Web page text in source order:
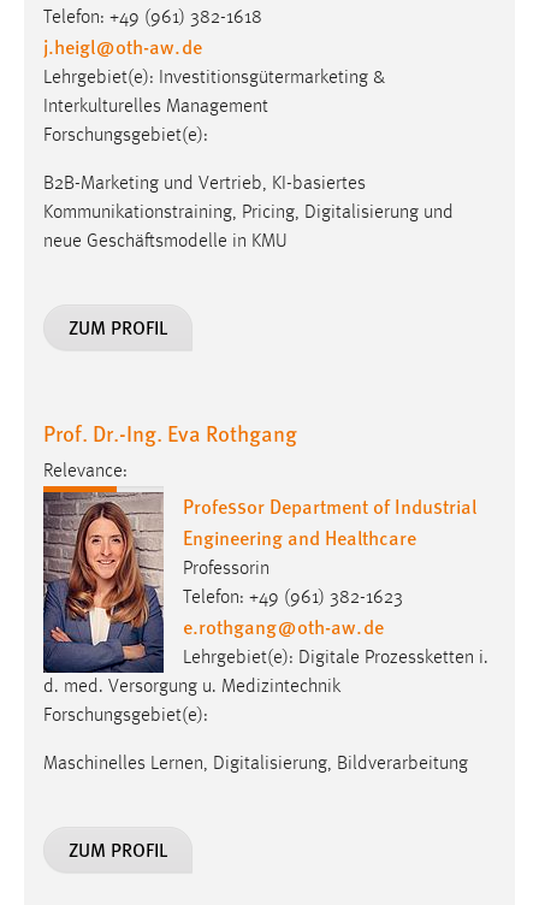
Telefon: +49 (961) 382-1618
j.heigl@oth-aw.de
Lehrgebiet(e): Investitionsgütermarketing &
Interkulturelles Management
Forschungsgebiet(e):
B2B-Marketing und Vertrieb, KI-basiertes
Kommunikationstraining, Pricing, Digitalisierung und
neue Geschäftsmodelle in KMU
ZUM PROFIL
Prof. Dr.-Ing. Eva Rothgang
Relevance:
Professor Department of Industrial
Engineering and Healthcare
Professorin
Telefon: +49 (961) 382-1623
e.rothgang@oth-aw.de
Lehrgebiet(e): Digitale Prozessketten i.
d. med. Versorgung u. Medizintechnik
Forschungsgebiet(e):
Maschinelles Lernen, Digitalisierung, Bildverarbeitung
ZUM PROFIL